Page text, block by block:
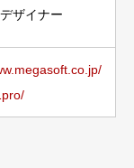
ザイナー